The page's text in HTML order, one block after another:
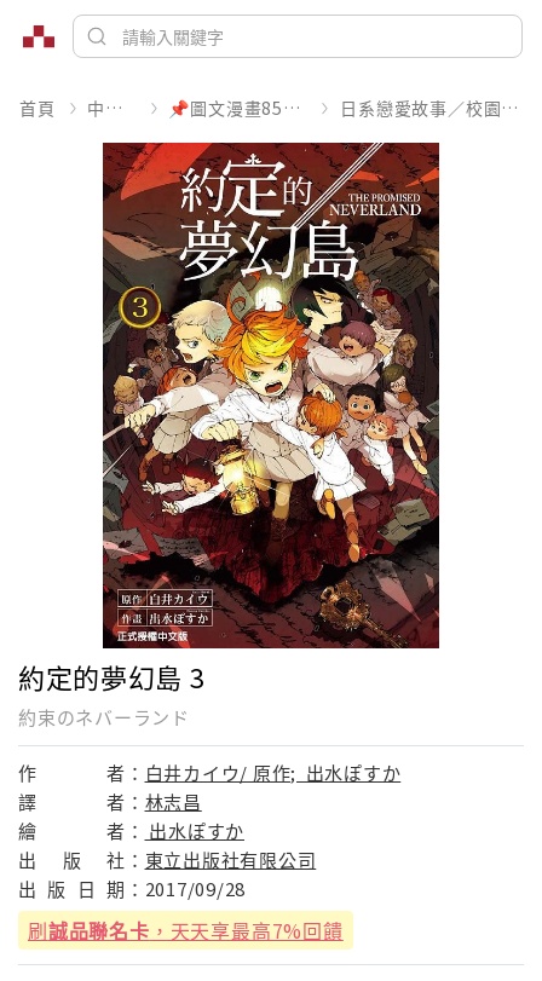
首頁 中文書 📌圖文漫畫85折起 日系戀愛故事／校園青春
約定的夢幻島 3
約束のネバーランド
作 者： 白井カイウ/ 原作; 出水ぽすか
譯
者： 林志昌
繪
者： 出水ぽすか
出
版 社： 東立出版社有限公司
出 版 日 期： 2017/09/28
刷誠品聯名卡 ，天天享最高7%回饋